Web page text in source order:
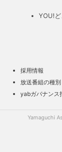
YOU!ど
採用情報
放送番組の種別
yabガバナンス
Yamaguchi